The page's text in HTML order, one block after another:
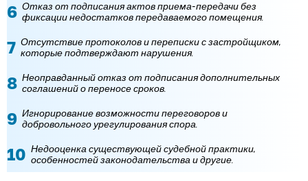
Отказ от подписания актов приема-передачи без
фиксации недостатков передаваемого помещения.
Отсутствие протоколов и переписки с застройщиком,
которые подтверждают нарушения.
Неоправданный отказ от подписания дополнительных
соглашений о переносе сроков.
Игнорирование возможности переговоров и
добровольного урегулирования спора.
Недооценка существующей судебной практики,
особенностей законодательства и другие.